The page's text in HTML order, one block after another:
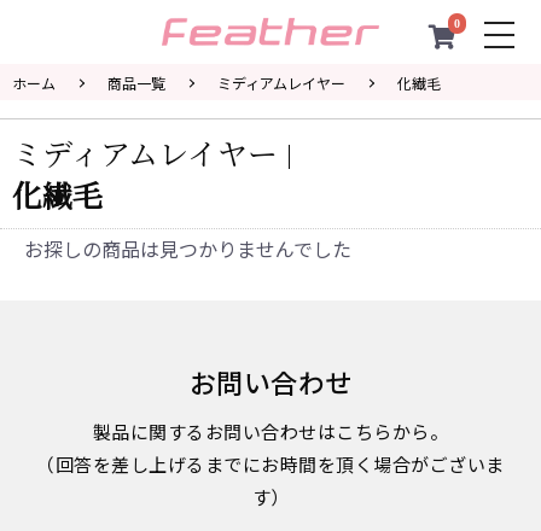
0
ホーム 商品一覧 ミディアムレイヤー 化繊毛
ミディアムレイヤー
化繊毛
お探しの商品は見つかりませんでした
お問い合わせ
製品に関するお問い合わせはこちらから。
（回答を差し上げるまでにお時間を頂く場合がございま
す）